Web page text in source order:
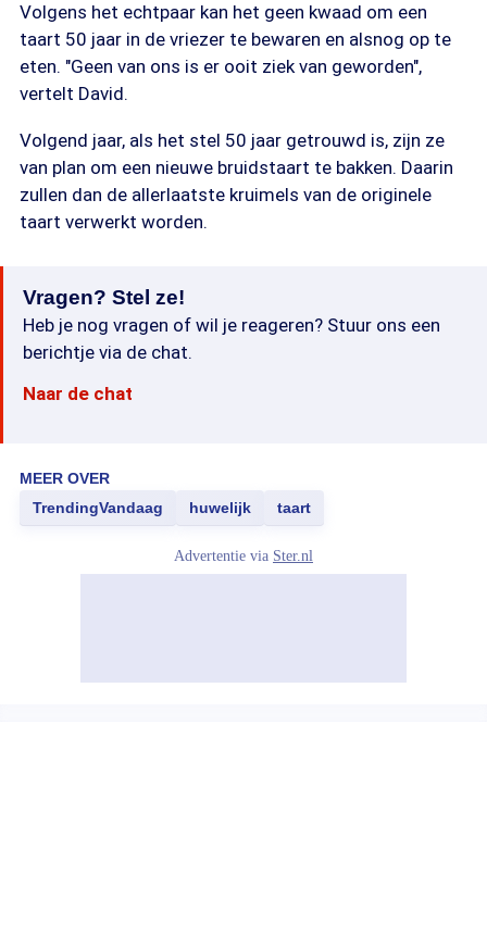
Volgens het echtpaar kan het geen kwaad om een
taart 50 jaar in de vriezer te bewaren en alsnog op te
eten. "Geen van ons is er ooit ziek van geworden",
vertelt David.
Volgend jaar, als het stel 50 jaar getrouwd is, zijn ze
van plan om een nieuwe bruidstaart te bakken. Daarin
zullen dan de allerlaatste kruimels van de originele
taart verwerkt worden.
Vragen? Stel ze!
Heb je nog vragen of wil je reageren? Stuur ons een
berichtje via de chat.
Naar de chat
MEER OVER
TrendingVandaag
huwelijk taart
Advertentie via Ster.nl